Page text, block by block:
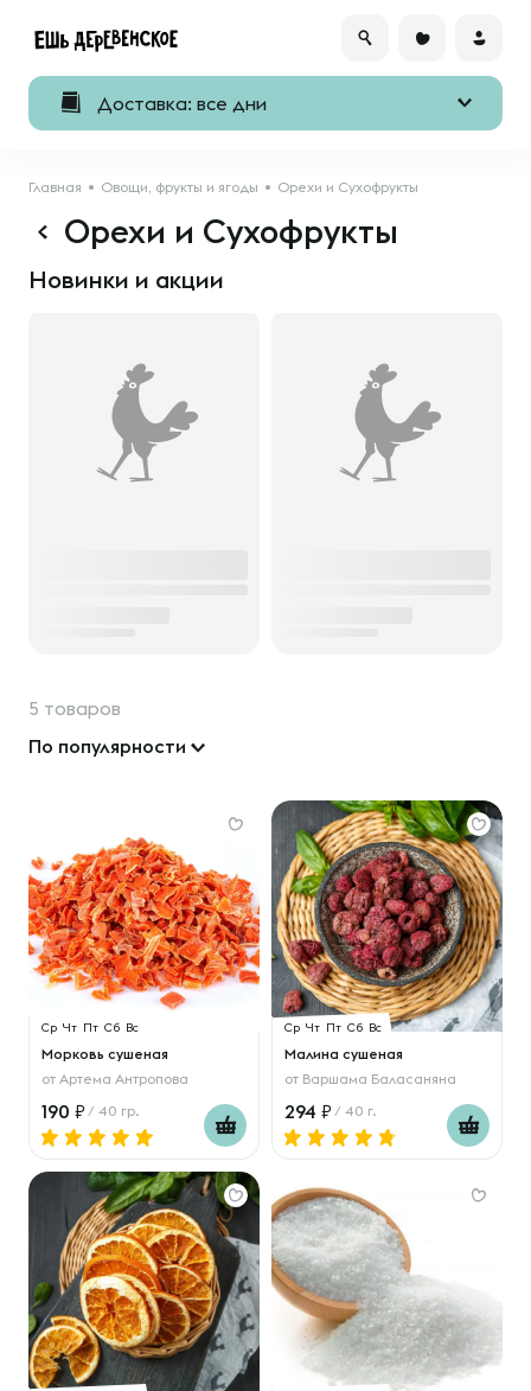
Доставка: все дни
Главная Овощи, фрукты и ягоды Орехи и Сухофрукты
Орехи и Сухофрукты
Новинки и акции
5 товаров
По популярности
Ср Чт Пт Сб Вс
Морковь сушеная
от Артема Антропова
190 / 40 гр.
Ср Чт Пт Сб Вс
Малина сушеная
от Варшама Баласаняна
294 / 40 г.